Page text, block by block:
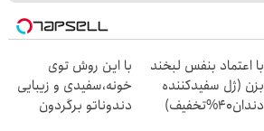
با اعتماد بنفس لبخند
بزن (ژل سفیدکننده
دندان40%تخفیف)
با این روش توی
خونه،سفیدی و زیبایی
دندوناتو برگردون